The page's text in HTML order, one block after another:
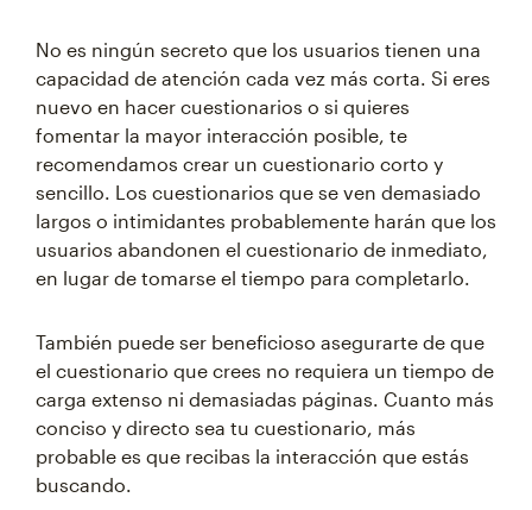
No es ningún secreto que los usuarios tienen una
capacidad de atención cada vez más corta. Si eres
nuevo en hacer cuestionarios o si quieres
fomentar la mayor interacción posible, te
recomendamos crear un cuestionario corto y
sencillo. Los cuestionarios que se ven demasiado
largos o intimidantes probablemente harán que los
usuarios abandonen el cuestionario de inmediato,
en lugar de tomarse el tiempo para completarlo.
También puede ser beneficioso asegurarte de que
el cuestionario que crees no requiera un tiempo de
carga extenso ni demasiadas páginas. Cuanto más
conciso y directo sea tu cuestionario, más
probable es que recibas la interacción que estás
buscando.